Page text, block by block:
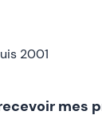
2001
mes